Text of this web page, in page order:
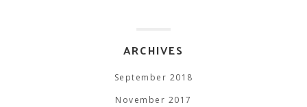
ARCHIVES
September 2018
November 2017